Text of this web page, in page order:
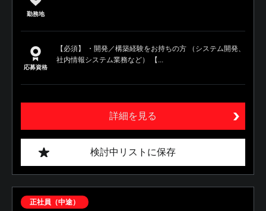
勤務地
応募資格
【必須】 ・開発／構築経験をお持ちの方 （システム開発、
社内情報システム業務など） 【...
詳細を見る
検討中リストに保存
正社員（中途）